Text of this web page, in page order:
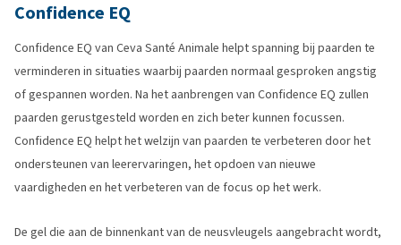
Confidence EQ
Confidence EQ van Ceva Santé Animale helpt spanning bij paarden te
verminderen in situaties waarbij paarden normaal gesproken angstig
of gespannen worden. Na het aanbrengen van Confidence EQ zullen
paarden gerustgesteld worden en zich beter kunnen focussen.
Confidence EQ helpt het welzijn van paarden te verbeteren door het
ondersteunen van leerervaringen, het opdoen van nieuwe
vaardigheden en het verbeteren van de focus op het werk.
De gel die aan de binnenkant van de neusvleugels aangebracht wordt,